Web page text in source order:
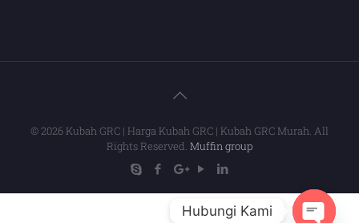
© 2026 Kubah GRC | Harga Kubah GRC | Kubah GRC Murah. All
Rights Reserved. Muffin group
Hubungi Kami